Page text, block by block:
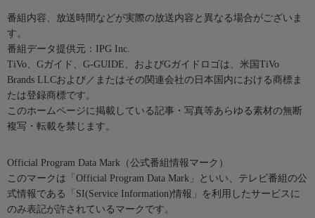
番組内容、放送時間などが実際の放送内容と異なる場合がございま
す。
番組データ提供元：IPG Inc.
TiVo、Gガイド、G-GUIDE、およびGガイドロゴは、米国TiVo
Brands LLCおよび／またはその関連会社の日本国内における商標ま
たは登録商標です。
このホームページに掲載している記事・写真等あらゆる素材の無断
複写・転載を禁じます。
Official Program Data Mark（公式番組情報マーク）
このマークは「Official Program Data Mark」といい、テレビ番組の公
式情報である「SI(Service Information)情報」を利用したサービスに
のみ表記が許されているマークです。